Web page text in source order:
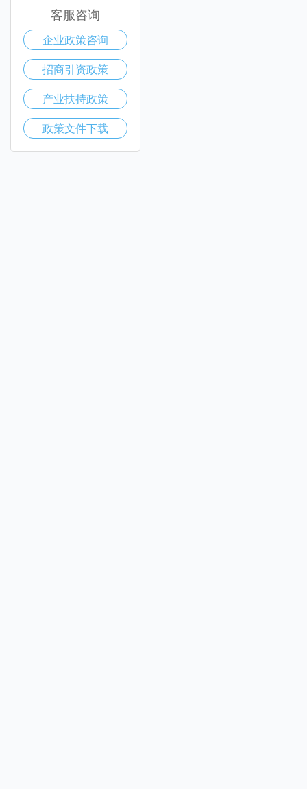
客服咨询
企业政策咨询
招商引资政策
产业扶持政策
政策文件下载